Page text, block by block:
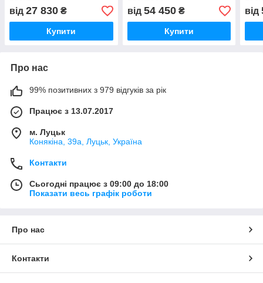
від 27 830 ₴
Купити
від 54 450₴
Купити
від
Про нас
99% позитивних з 979 відгуків за рік
Працює з 13.07.2017
м. Луцьк
Конякіна, 39а, Луцьк, Україна
Контакти
Сьогодні працює з 09:00 до 18:00
Показати весь графік роботи
Про нас
Контакти